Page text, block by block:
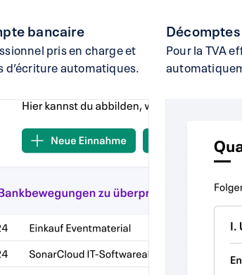
bancaire
pris en charge et
d’écriture automatiques.
Pour la TVA